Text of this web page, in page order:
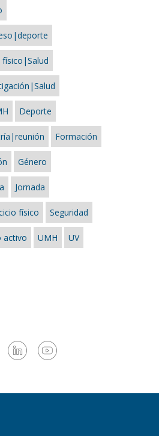
Deporte
Formación
Género
Jornada
físico Seguridad
activo UMH UV